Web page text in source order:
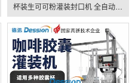
杯装生可可粉灌装封口机 全自动代餐粉冻干粉灌装机 粉末灌装机